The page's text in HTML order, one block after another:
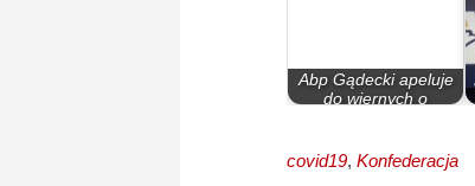
Abp Gądecki apeluje
do wiernych o
covid19, Konfederacja